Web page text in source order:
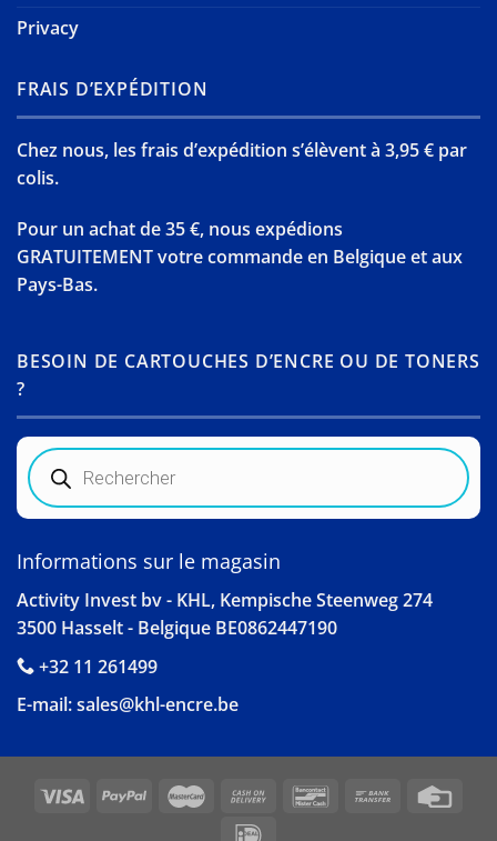
Privacy
FRAIS D’EXPÉDITION
Chez nous, les frais d’expédition s’élèvent à 3,95 € par
colis.
Pour un achat de 35 €, nous expédions
GRATUITEMENT votre commande en Belgique et aux
Pays-Bas.
BESOIN DE CARTOUCHES D’ENCRE OU DE TONERS
?
Recherche
de
produits
Informations sur le magasin
Activity Invest bv - KHL, Kempische Steenweg 274
3500 Hasselt - Belgique BE0862447190
+32 11 261499
E-mail:sales@khl-encre.be